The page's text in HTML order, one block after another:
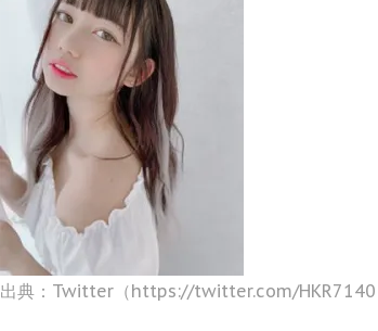
出典：Twitter（https://twitter.com/HKR7140